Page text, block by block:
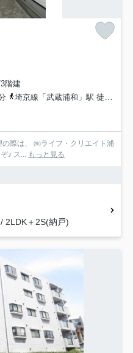
階建
埼京線「武蔵浦和」駅 徒歩21分
際は、 ㈱ライフ・クリエイト浦
♪ ス... もっと見る
2LDK＋2S(納戸)